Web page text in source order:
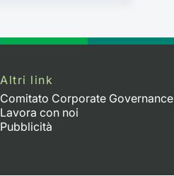
Altri link
Comitato Corporate Governance
Lavora con noi
Pubblicità